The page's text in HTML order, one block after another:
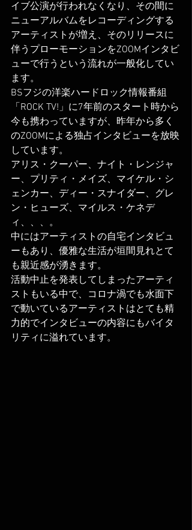
イブ公演が行われなくなり、その間に
ニューアルバムをレコーディングする
アーティストが増え、そのリリースに
伴うプローモーションをZOOMインタビ
ューで行うという流れが一般化してい
ます。
BSフジの洋楽ハードロック情報番組
「ROCK TV!」に7年前のスタート時から
今も携わっていますが、昨年から多く
のZOOMによる独占インタビューを放映
しています。
アリス・クーパー、ナイト・レンジャ
ー、プリティ・メイズ、マイケル・シ
ェンカー、ディー・スナイダー、グレ
ン・ヒューズ、マイルス・ケネデ
ィ、、、。
中にはアーティストの自宅インタビュ
ーもあり、優雅な生活が垣間見れとて
も親近感が湧きます。
活動中止を発表してしまったアーティ
ストもいる中で、コロナ渦でも水面下
で動いているアーティストはとても精
力的でインタビューの内容にもバイタ
リティに溢れています。